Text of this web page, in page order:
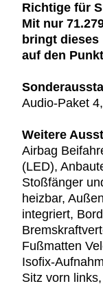
Richtige für
Mit nur
bringt
auf den
Audio-Paket
Weitere
Airbag
(LED),
Stoßfänger
heizbar,
integriert,
Fußmatten
Isofix-
Sitz vorn